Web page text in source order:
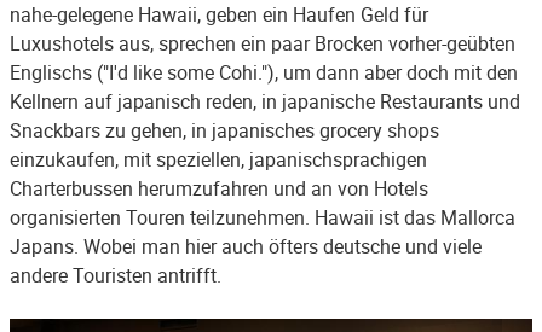
nahe-gelegene Hawaii, geben ein Haufen Geld für
Luxushotels aus, sprechen ein paar Brocken vorher-geübten
Englischs ("I'd like some Cohi."), um dann aber doch mit den
Kellnern auf japanisch reden, in japanische Restaurants und
Snackbars zu gehen, in japanisches grocery shops
einzukaufen, mit speziellen, japanischsprachigen
Charterbussen herumzufahren und an von Hotels
organisierten Touren teilzunehmen. Hawaii ist das Mallorca
Japans. Wobei man hier auch öfters deutsche und viele
andere Touristen antrifft.